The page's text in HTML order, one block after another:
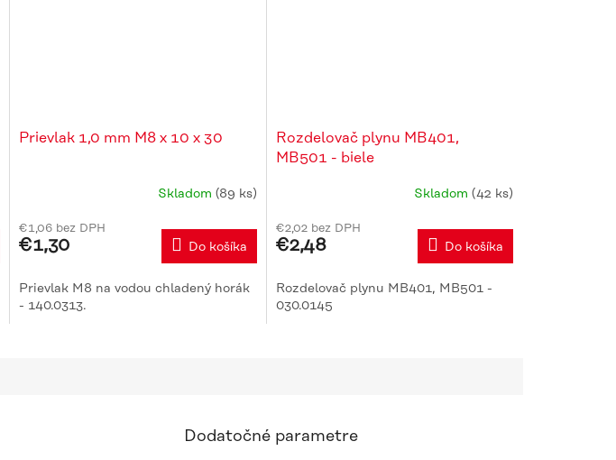
Prievlak 1,0 mm M8 x 10 x 30
Skladom (89 ks)
€1,06 bez DPH
€1,30 Do košíka
Prievlak M8 na vodou chladený horák
- 140.0313.
Rozdelovač plynu MB401,
MB501 - biele
Skladom (42 ks)
€2,02 bez DPH
€2,48 Do košíka
Rozdelovač plynu MB401, MB501 -
030.0145
Dodatočné parametre